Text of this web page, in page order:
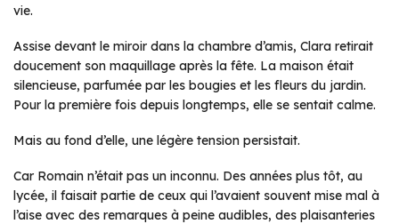
vie.
Assise devant le miroir dans la chambre d’amis, Clara retirait
doucement son maquillage après la fête. La maison était
silencieuse, parfumée par les bougies et les fleurs du jardin.
Pour la première fois depuis longtemps, elle se sentait calme.
Mais au fond d’elle, une légère tension persistait.
Car Romain n’était pas un inconnu. Des années plus tôt, au
lycée, il faisait partie de ceux qui l’avaient souvent mise mal à
l’aise avec des remarques à peine audibles, des plaisanteries